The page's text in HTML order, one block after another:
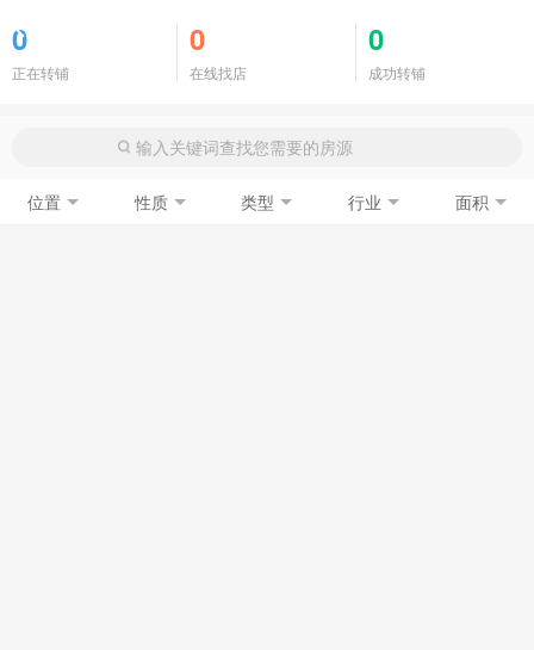
0
正在转铺
0
在线找店
0
成功转铺
位置 性质 类型 行业 面积